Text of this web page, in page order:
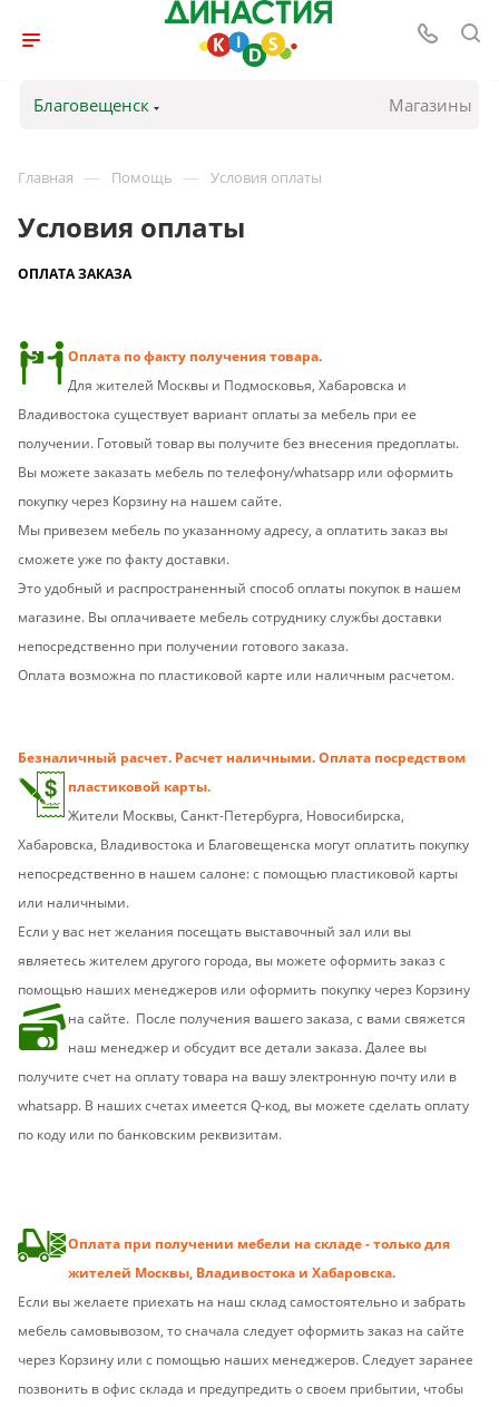
Благовещенск Магазины
Главная — Помощь — Условия оплаты
Условия оплаты
ОПЛАТА ЗАКАЗА
Оплата по факту получения товара.
Для жителей Москвы и Подмосковья, Хабаровска и
Владивостока существует вариант оплаты за мебель при ее
получении. Готовый товар вы получите без внесения предоплаты.
Вы можете заказать мебель по телефону/whatsapp или оформить
покупку через Корзину на нашем сайте.
Мы привезем мебель по указанному адресу, а оплатить заказ вы
сможете уже по факту доставки.
Это удобный и распространенный способ оплаты покупок в нашем
магазине. Вы оплачиваете мебель сотруднику службы доставки
непосредственно при получении готового заказа.
Оплата возможна по пластиковой карте или наличным расчетом.
Безналичный расчет. Расчет наличными. Оплата посредством
пластиковой карты.
Жители Москвы, Санкт-Петербурга, Новосибирска,
Хабаровска, Владивостока и Благовещенска могут оплатить покупку
непосредственно в нашем салоне: с помощью пластиковой карты
или наличными.
Если у вас нет желания посещать выставочный зал или вы
являетесь жителем другого города, вы можете оформить заказ с
помощью наших менеджеров или оформить покупку через Корзину
на сайте. После получения вашего заказа, с вами свяжется
наш менеджер и обсудит все детали заказа. Далее вы
получите счет на оплату товара на вашу электронную почту или в
whatsapp. В наших счетах имеется Q-код, вы можете сделать оплату
по коду или по банковским реквизитам.
Оплата при получении мебели на складе - только для
жителей Москвы, Владивостока и Хабаровска.
Если вы желаете приехать на наш склад самостоятельно и забрать
мебель самовывозом, то сначала следует оформить заказ на сайте
через Корзину или с помощью наших менеджеров. Следует заранее
позвонить в офис склада и предупредить о своем прибытии, чтобы